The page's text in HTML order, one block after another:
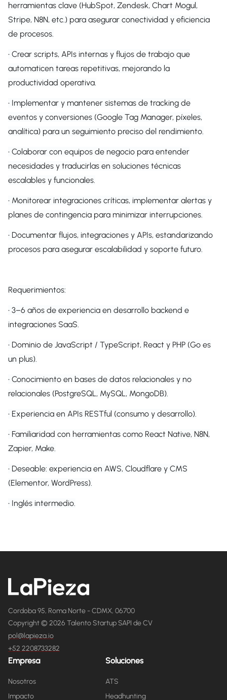
herramientas clave (HubSpot, Zendesk, Chart Mogul,
Stripe, N8N, etc.) para asegurar conectividad y eficiencia
de procesos.
• Crear scripts, APIs internas y flujos de trabajo que
automaticen tareas repetitivas, mejorando la
productividad operativa.
• Implementar y mantener sistemas de tracking de
eventos y conversiones (Google Tag Manager, píxeles,
analítica) para un seguimiento preciso del rendimiento.
• Colaborar con equipos de negocio para entender
necesidades y traducirlas en soluciones técnicas
escalables y funcionales.
• Monitorear integraciones críticas, implementar alertas y
planes de contingencia para minimizar interrupciones.
• Documentar flujos, integraciones y APIs, estandarizando
procesos para asegurar escalabilidad y soporte futuro.
Requerimientos:
• 3–6 años de experiencia en desarrollo backend e
integraciones SaaS.
• Dominio de JavaScript / TypeScript, React y PHP (Go es
un plus).
• Conocimiento en bases de datos relacionales y no
relacionales (PostgreSQL, MySQL, MongoDB).
• Experiencia en APIs RESTful (consumo y desarrollo).
• Familiaridad con herramientas como React Native, N8N,
Zapier, Make.
• Deseable: experiencia en AWS, Cloudflare y CMS
(Elementor, WordPress).
• Inglés intermedio.
Cordoba 95, Roma Norte - CDMX, 06700
Copyright © 2026 Talento Startup SAPI de CV
pol@lapieza.io
+52 2208733282
Empresa
Nosotros
Impacto
Soluciones
ATS
Headhunting